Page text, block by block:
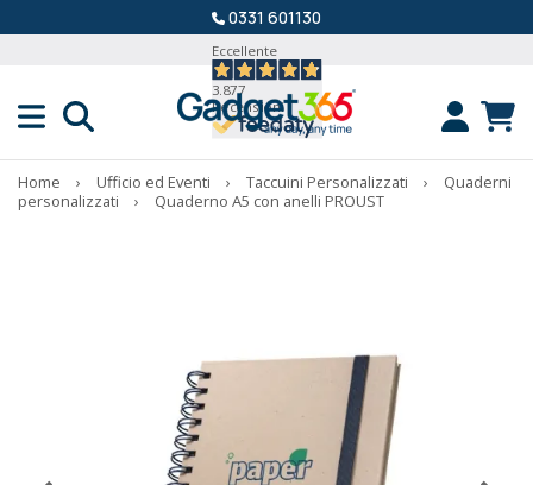
0331 601130
Eccellente
3.877
Recensioni
Home › Ufficio ed Eventi › Taccuini Personalizzati ›
Quaderni
personalizzati
› Quaderno A5 con anelli PROUST